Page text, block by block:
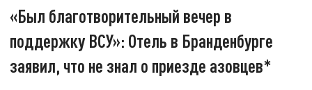
«Был благотворительный вечер в
поддержку ВСУ»: Отель в Бранденбурге
заявил, что не знал о приезде азовцев*